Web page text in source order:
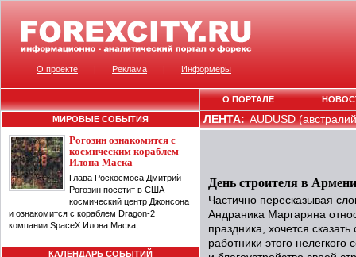
МИРОВЫЕ СОБЫТИЯ
Рогозин ознакомится с
космическим кораблем
Илона Маска
Глава Роскосмоса Дмитрий
Рогозин посетит в США
космический центр Джонсона
и ознакомится с кораблем Dragon-2
компании SpaceX Илона Маска,...
КАЛЕНДАРЬ СОБЫТИЙ
ЛЕНТА:AUDUSD
День строителя в
Частично пересказывая
Андраника Маргаряна
праздника, хочется
работники этого
О проекте | Реклама | Информеры
О ПОРТАЛЕ